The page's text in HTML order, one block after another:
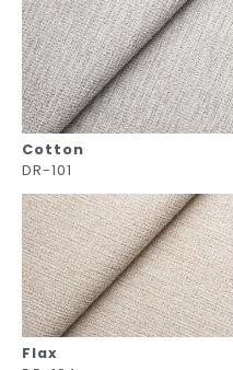
Cotton
DR-101
Flax